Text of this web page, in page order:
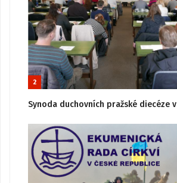
2
Synoda duchovních pražské diecéze